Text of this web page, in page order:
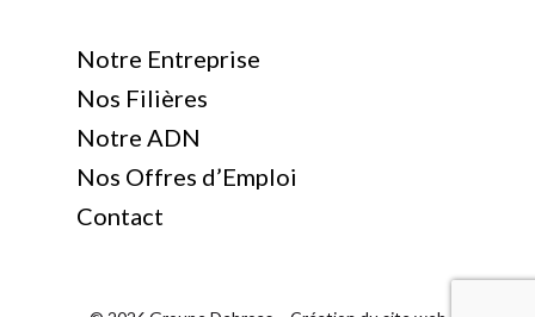
Notre Entreprise
Nos Filières
Notre ADN
Nos Offres d’Emploi
Contact